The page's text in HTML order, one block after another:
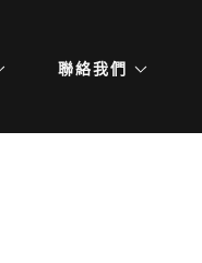
聯絡我們